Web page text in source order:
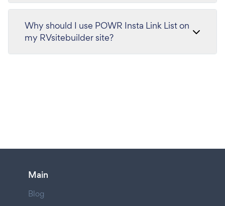
Why should I use POWR Insta Link List on
my RVsitebuilder site?
Main
Blog